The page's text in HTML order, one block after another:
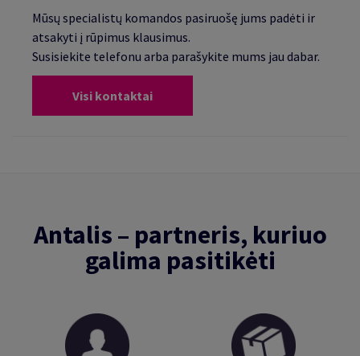
Mūsų specialistų komandos pasiruošę jums padėti ir
atsakyti į rūpimus klausimus.
Susisiekite telefonu arba parašykite mums jau dabar.
Visi kontaktai
Antalis – partneris, kuriuo
galima pasitikėti